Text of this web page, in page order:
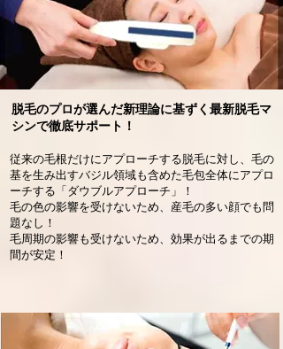
脱毛のプロが選んだ新理論に基ずく最新脱毛マ
シンで徹底サポート！
従来の毛根だけにアプローチする脱毛に対し、毛の
基を生み出すバジル領域も含めた毛包全体にアプロ
ーチする「ダウブルアプローチ」！
毛の色の影響を受けないため、産毛の多い顔でも問
題なし！
毛周期の影響も受けないため、効果が出るまでの期
間が安定！